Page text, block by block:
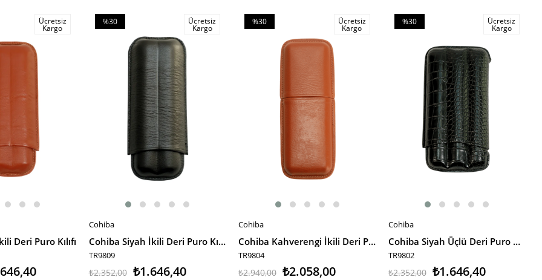
Ücretsiz
Kargo
Deri Puro Kılıfı
SEPETE EKLE
%30
%30İndirim
Ücretsiz
Kargo
Cohiba
Cohiba Siyah İkili Deri Puro Kılıfı
TR9809
₺1.646,40
₺2.352,00
SEPETE EKLE
%30
%30İndirim
Ücretsiz
Kargo
Cohiba
Cohiba Kahverengi İkili Deri Puro Kılıfı
TR9804
₺2.058,00
₺2.940,00
SEPETE EKLE
%30
%30İndirim
Ücretsiz
Kargo
Cohiba
Cohiba Siyah Üçlü Deri Puro Kılıfı
TR9802
₺1.646,40
₺2.352,00